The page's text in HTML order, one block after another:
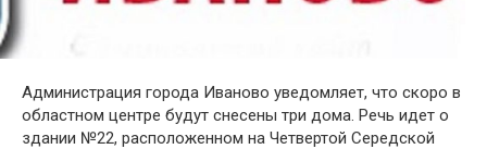
Администрация города Иваново уведомляет, что скоро в
областном центре будут снесены три дома. Речь идет о
здании №22, расположенном на Четвертой Середской